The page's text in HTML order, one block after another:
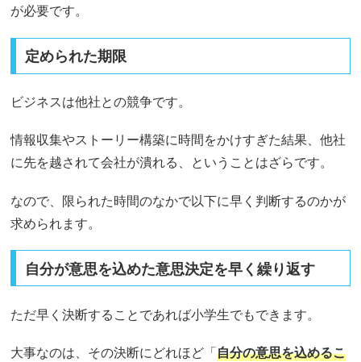
が必要です。
定められた期限
ビジネスは他社との競争です。
情報収集やストーリー構築に時間をかけすぎた結果、他社
に先を越されて会社が潰れる、ということはざらです。
なので、限られた時間のなかで以下に早く判断するのかが
求められます。
自分が意思を込めた意思決定を早く繰り返す
ただ早く決断することであれば小学生でもできます。
大事なのは、その決断にどれほど「自分の意思を込めるこ